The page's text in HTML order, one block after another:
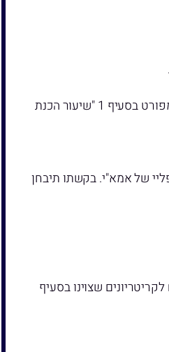
מתמודד אשר למד באופן מקצועי תחומים הקשורים לקוספליי אותו הוא מכין (כגון תפירה, תדמיתנות, עיצוב תלבושות וכו') או בעל מקצוע, כמפורט בסעיף 1 "שיעור הכנת
של אמא"י. בקשתו תיבחן
שצוינו בסעיף